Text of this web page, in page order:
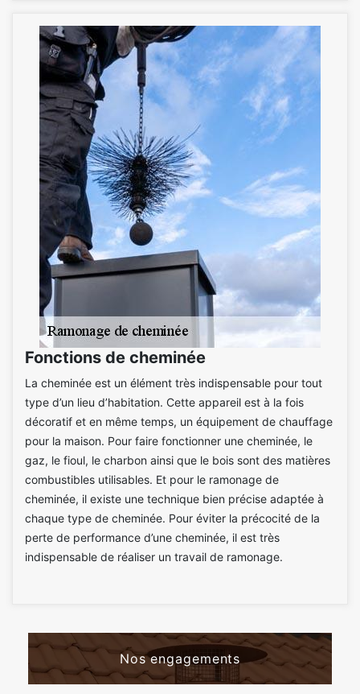
Fonctions de cheminée
La cheminée est un élément très indispensable pour tout
type d’un lieu d’habitation. Cette appareil est à la fois
décoratif et en même temps, un équipement de chauffage
pour la maison. Pour faire fonctionner une cheminée, le
gaz, le fioul, le charbon ainsi que le bois sont des matières
combustibles utilisables. Et pour le ramonage de
cheminée, il existe une technique bien précise adaptée à
chaque type de cheminée. Pour éviter la précocité de la
perte de performance d’une cheminée, il est très
indispensable de réaliser un travail de ramonage.
Nos engagements